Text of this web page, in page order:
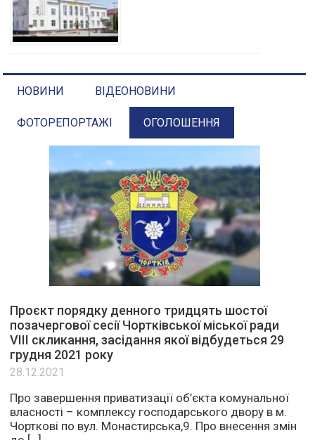
НОВИНИ ВІДЕОНОВИНИ
ФОТОРЕПОРТАЖІ ОГОЛОШЕННЯ
Проєкт порядку денного тридцять шостої
позачергової сесії Чортківської міської ради
VІІІ скликання, засідання якої відбудеться 29
грудня 2021 року
28.12.2021
Про завершення приватизації об’єкта комунальної
власності – комплексу господарського двору в м.
Чорткові по вул. Монастирська,9. Про внесення змін